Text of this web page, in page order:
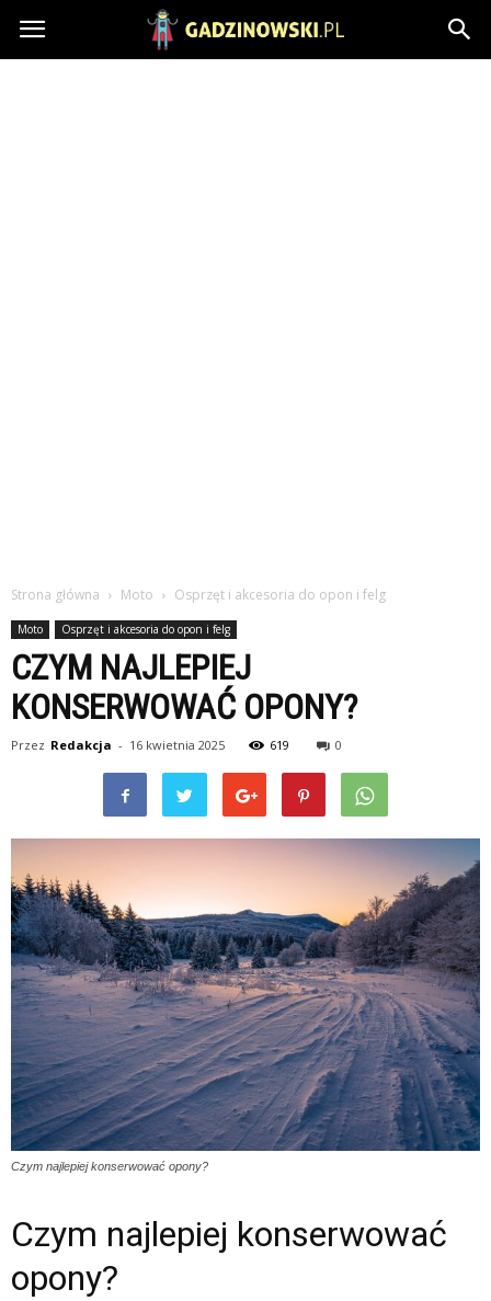
Gadzinowski.pl
Strona główna Moto Osprzęt i akcesoria do opon i felg
Moto Osprzęt i akcesoria do opon i felg
CZYM NAJLEPIEJ
KONSERWOWAĆ OPONY?
Przez Redakcja - 16 kwietnia 2025 619 0
Czym najlepiej konserwować opony?
Czym najlepiej konserwować
opony?